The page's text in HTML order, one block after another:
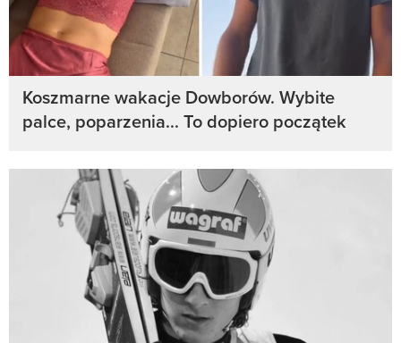
Koszmarne wakacje Dowborów. Wybite
palce, poparzenia... To dopiero początek